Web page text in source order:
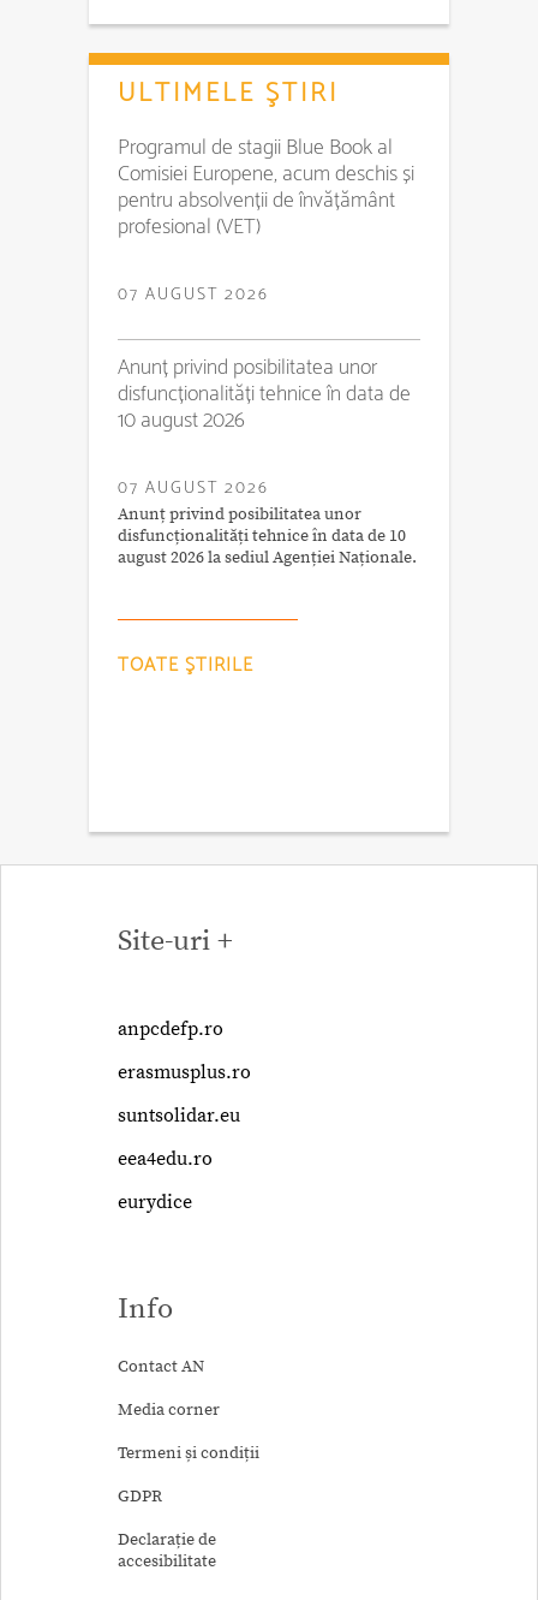
ULTIMELE ŞTIRI
Programul de stagii Blue Book al
Comisiei Europene, acum deschis și
pentru absolvenții de învățământ
profesional (VET)
07 AUGUST 2026
Anunț privind posibilitatea unor
disfuncționalități tehnice în data de
10 august 2026
07 AUGUST 2026
Anunț privind posibilitatea unor
disfuncționalități tehnice în data de 10
august 2026 la sediul Agenției Naționale.
TOATE ŞTIRILE
Site-uri +
anpcdefp.ro
erasmusplus.ro
suntsolidar.eu
eea4edu.ro
eurydice
Info
Contact AN
Media corner
Termeni și condiții
GDPR
Declarație de
accesibilitate